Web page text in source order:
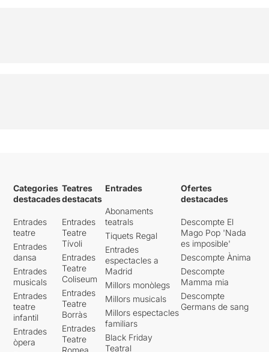
Categories
destacades
Entrades
teatre
Entrades
dansa
Entrades
musicals
Entrades
teatre
infantil
Entrades
òpera
Teatres
destacats
Entrades
Teatre
Tívoli
Entrades
Teatre
Coliseum
Entrades
Teatre
Borràs
Entrades
Teatre
Entrades
Abonaments
teatrals
Tiquets Regal
Entrades
espectacles a
Madrid
Millors monòlegs
Millors musicals
Millors espectacles
familiars
Black Friday
Teatral
Ofertes
destacades
Descompte El
Mago Pop 'Nada
es imposible'
Descompte Ànima
Descompte
Mamma mia
Descompte
Germans de sang